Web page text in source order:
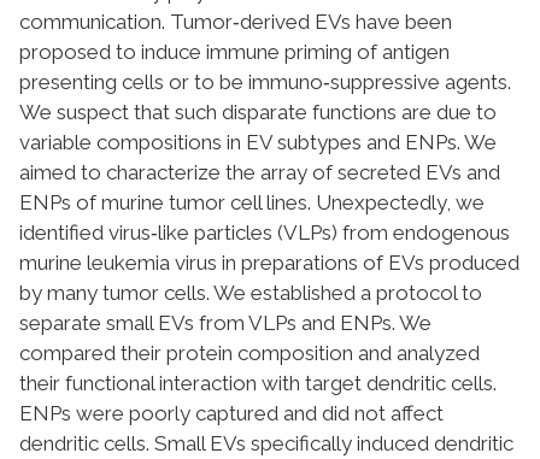
communication. Tumor‐derived EVs have been
proposed to induce immune priming of antigen
presenting cells or to be immuno‐suppressive agents.
We suspect that such disparate functions are due to
variable compositions in EV subtypes and ENPs. We
aimed to characterize the array of secreted EVs and
ENPs of murine tumor cell lines. Unexpectedly, we
identified virus‐like particles (VLPs) from endogenous
murine leukemia virus in preparations of EVs produced
by many tumor cells. We established a protocol to
separate small EVs from VLPs and ENPs. We
compared their protein composition and analyzed
their functional interaction with target dendritic cells.
ENPs were poorly captured and did not affect
dendritic cells. Small EVs specifically induced dendritic